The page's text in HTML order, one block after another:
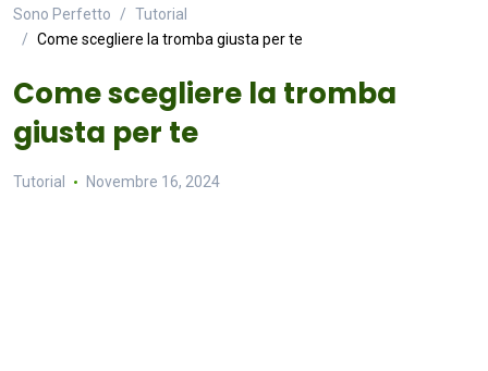
Sono Perfetto
Tutorial
Come scegliere la tromba giusta per te
Come scegliere la tromba
giusta per te
Tutorial Novembre 16, 2024